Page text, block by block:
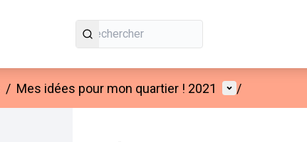
/ Mes idées pour mon quartier ! 2021 Menu
/
Passer la carte